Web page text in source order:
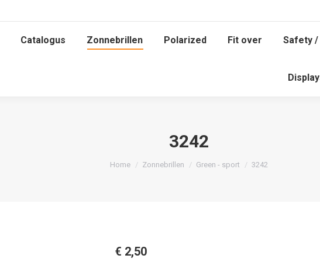
Catalogus Zonnebrillen Polarized Fit over Safety
3242
Je bent hier:
Home Zonnebrillen Green - sport 3242
€ 2,50
Catalogus Zonnebrillen Polarized Fit over Safety